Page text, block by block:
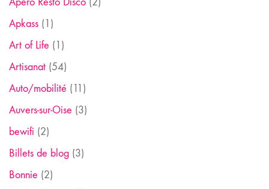
Apkass (1)
Art of Life (1)
Artisanat (54)
Auto/mobilité (11)
Auvers-sur-Oise (3)
bewifi (2)
Billets de blog (3)
Bonnie (2)